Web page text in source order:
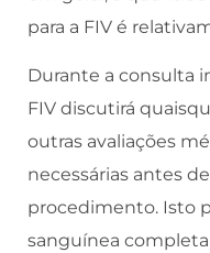
para a FIV é
Durante a consulta
FIV discutirá
outras avaliações
necessárias antes
procedimento. Isto
sanguínea completa